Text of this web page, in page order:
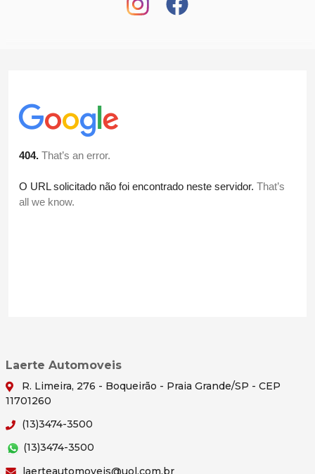
Laerte Automoveis
R. Limeira, 276 - Boqueirão - Praia Grande/SP - CEP
11701260
(13)3474-3500
(13)3474-3500
laerteautomoveis@uol.com.br